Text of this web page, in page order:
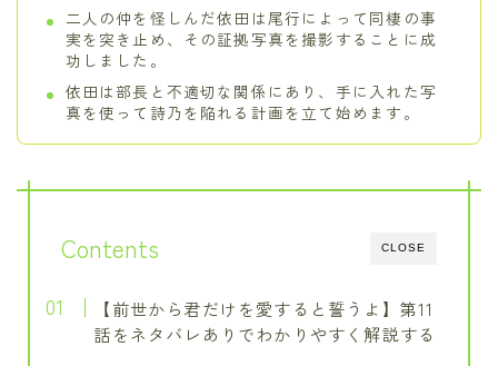
二人の仲を怪しんだ依田は尾行によって同棲の事
実を突き止め、その証拠写真を撮影することに成
功しました。
依田は部長と不適切な関係にあり、手に入れた写
真を使って詩乃を陥れる計画を立て始めます。
CLOSE
Contents
【前世から君だけを愛すると誓うよ】第11
話をネタバレありでわかりやすく解説する